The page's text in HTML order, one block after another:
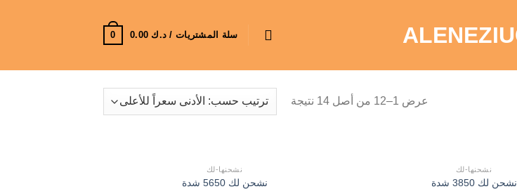
سلة المشتريات / د.ك 0
عرض 1–12 من أصل 14 نتيجة
تم
الفرز
نشحنها-لك
نشحن لك 3850 شدة
نشحنها-لك
نشحن لك 5650 شدة